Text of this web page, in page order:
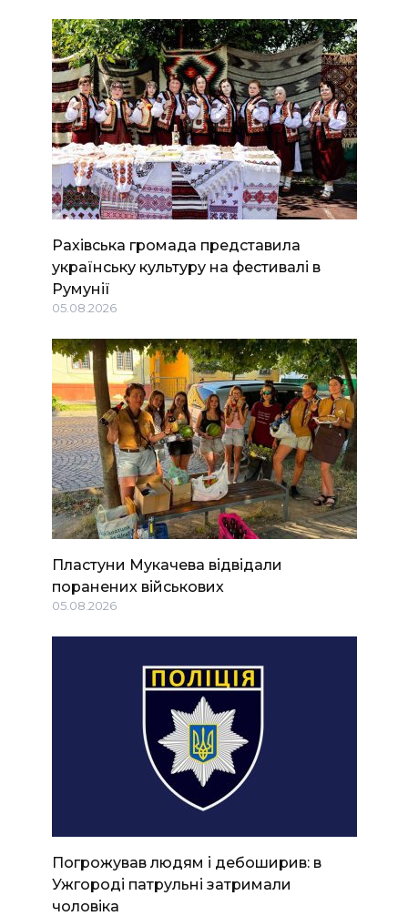
Рахівська громада представила
українську культуру на фестивалі в
Румунії
05.08.2026
Пластуни Мукачева відвідали
поранених військових
05.08.2026
Погрожував людям і дебоширив: в
Ужгороді патрульні затримали
чоловіка